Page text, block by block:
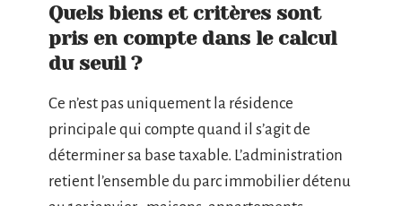
Quels biens et critères sont
pris en compte dans le calcul
du seuil ?
Ce n’est pas uniquement la résidence
principale qui compte quand il s’agit de
déterminer sa base taxable. L’administration
retient l’ensemble du parc immobilier détenu